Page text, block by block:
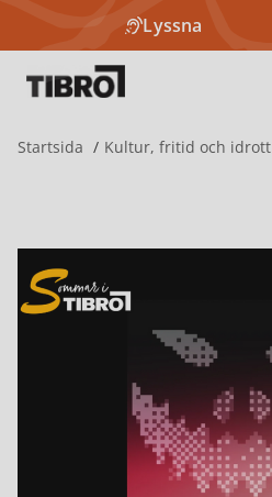
Lyssna
Startsida Kultur, fritid och idrott